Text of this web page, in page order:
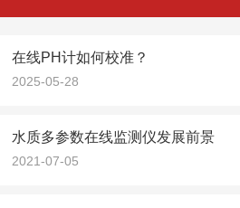
在线PH计如何校准？
2025-05-28
水质多参数在线监测仪发展前景
2021-07-05